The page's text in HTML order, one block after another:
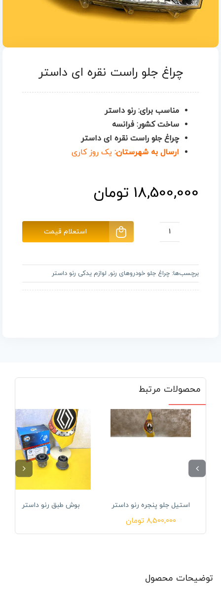
چراغ جلو راست نقره ای داستر
مناسب برای: رنو داستر
ساخت کشور: فرانسه
چراغ جلو راست نقره ای داستر
ارسال به شهرستان: یک روز کاری
18,500,000 تومان
راست
نقره
ای
استعلام قیمت
برچسب‌ها: چراغ جلو خودروهای رنو, لوازم یدکی رنو داستر
محصولات مرتبط
استیل جلو پنجره رنو داستر
8,500,000 تومان
بوش طبق رنو داستر
توضیحات محصول